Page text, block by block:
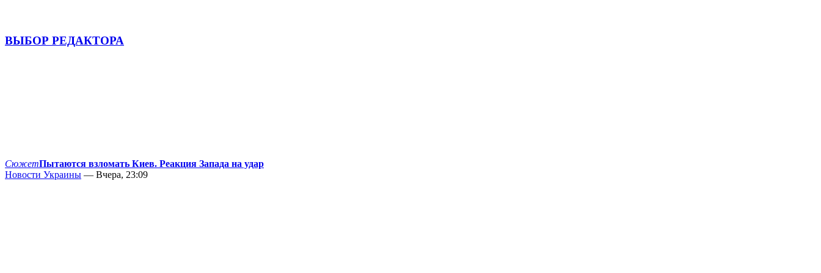
ВЫБОР РЕДАКТОРА
СюжетПытаются взломать Киев. Реакция Запада на удар
Новости Украины — Вчера, 23:09